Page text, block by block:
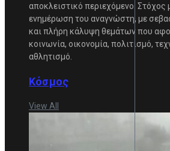
αποκλειστικό περιεχόμενο. Στόχος
ενημέρωση του αναγνώστη, με
και πλήρη κάλυψη θεμάτων που
κοινωνία, οικονομία, πολιτισμό,
αθλητισμό.
Κόσμος
View All